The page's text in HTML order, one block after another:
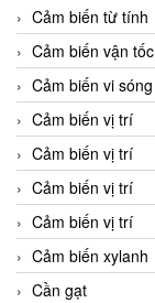
Cảm biến từ tính
Cảm biến vận tốc
Cảm biến vi sóng
Cảm biến vị trí
Cảm biến vị trí
Cảm biến vị trí
Cảm biến vị trí
Cảm biến xylanh
Cần gạt